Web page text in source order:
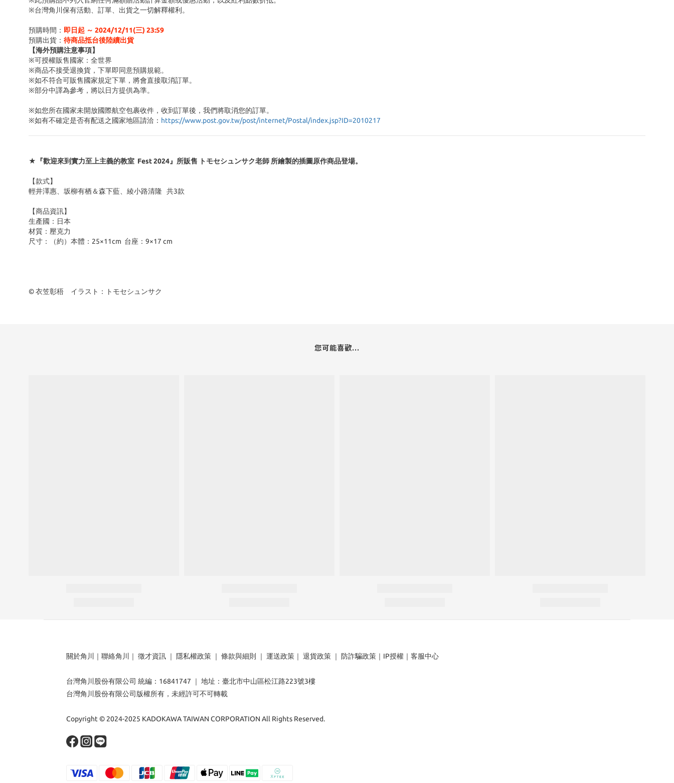
※台灣角川保有活動、訂單、出貨之一切解釋權利。
預購時間： 即日起 ～ 2024/12/11(三) 23:59
預購出貨： 待商品抵台後陸續出貨
【海外預購注意事項】
※可授權販售國家：全世界
※商品不接受退換貨，下單即同意預購規範。
※如不符合可販售國家規定下單，將會直接取消訂單。
※部分中譯為參考，將以日方提供為準。
※如您所在國家未開放國際航空包裹收件，收到訂單後，我們將取消您的訂單。
※如有不確定是否有配送之國家地區請洽： https://www.post.gov.tw/post/internet/Postal/index.jsp?ID=2010217
★『歡迎來到實力至上主義的教室 Fest 2024』所販售 トモセシュンサク老師 所繪製的插圖原作商品登場。
【款式】
輕井澤惠、坂柳有栖＆森下藍、綾小路清隆 共3款
【商品資訊】
生產國：日本
材質：壓克力
尺寸：（約）本體：25×11cm 台座：9×17 cm
© 衣笠彰梧 イラスト：トモセシュンサク
您可能喜歡...
關於角川 ｜ 聯絡角川 ｜ 徵才資訊 ｜ 隱私權政策 ｜ 條款與細則 ｜ 運送政策 ｜ 退貨政策 ｜ 防詐騙政策 ｜ IP授權 ｜ 客服中心
台灣角川股份有限公司 統編：16841747 ｜ 地址：臺北市中山區松江路223號3樓
台灣角川股份有限公司版權所有，未經許可不可轉載
Copyright © 2024-2025 KADOKAWA TAIWAN CORPORATION All Rights Reserved.